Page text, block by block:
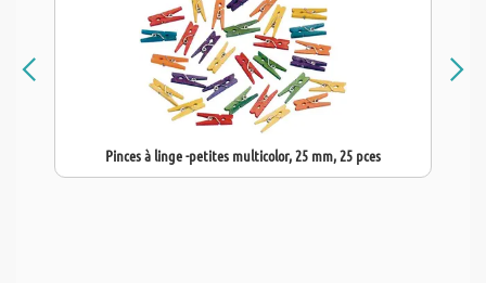
Pinces à linge -petites multicolor, 25 mm, 25 pces